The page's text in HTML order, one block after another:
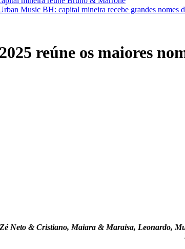
Music BH: capital mineira recebe grandes nomes
reúne os maiores
Neto & Cristiano, Maiara & Maraisa, Leonardo,